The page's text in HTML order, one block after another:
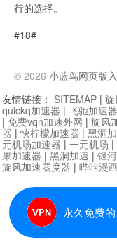
行的选择。
#18#
© 2026 小蓝鸟网页版
永久免费
友情链接： SITEMAP |
quickq加速器 | 飞驰加速器
| 免费vqn加速外网 | 旋风
器 |快柠檬加速器 | 黑洞
元机场加速器 | 一元机场 |
果加速器 | 黑洞加速 | 银
旋风加速器度器 | 哔咔漫